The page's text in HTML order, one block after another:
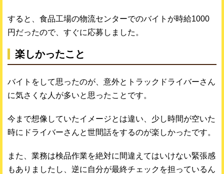
すると、食品工場の物流センターでのバイトが時給1000
円だったので、すぐに応募しました。
楽しかったこと
バイトをして思ったのが、意外とトラックドライバーさん
に気さくな人が多いと思ったことです。
今まで想像していたイメージとは違い、少し時間が空いた
時にドライバーさんと世間話をするのが楽しかったです。
また、業務は検品作業を絶対に間違えてはいけない緊張感
もありましたし、逆に自分が最終チェックを担っているん